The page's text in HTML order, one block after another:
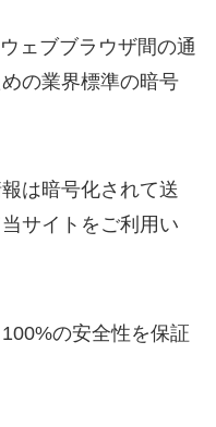
ェブブラウザ間の通
の業界標準の暗号
は暗号化されて送
サイトをご利用い
の安全性を保証